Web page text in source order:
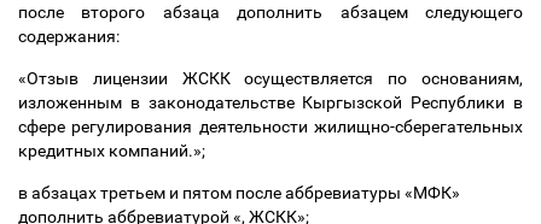
после второго абзаца дополнить абзацем следующего
содержания:
«Отзыв лицензии ЖСКК осуществляется по основаниям,
изложенным в законодательстве Кыргызской Республики в
сфере регулирования деятельности жилищно-сберегательных
кредитных компаний.»;
в абзацах третьем и пятом после аббревиатуры «МФК»
дополнить аббревиатурой «, ЖСКК»;